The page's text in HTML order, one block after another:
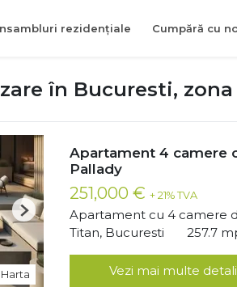
rezidențiale Cumpără cu
în Bucuresti,
Harta
Next
Apartament 4 camere
Pallady
251,000 € + 21% TVA
Apartament cu 4 camere
Titan, Bucuresti
257.7
Vezi mai multe